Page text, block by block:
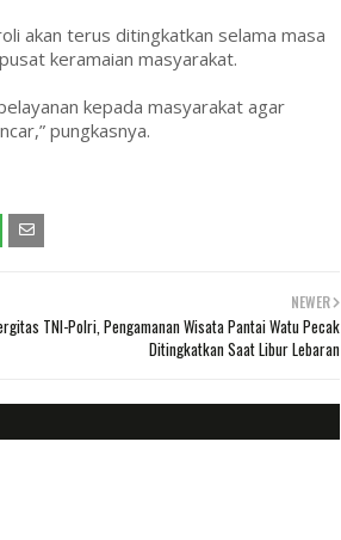
akan terus ditingkatkan selama masa
keramaian masyarakat.
kepada masyarakat agar
pungkasnya.
NEWER
TNI-Polri, Pengamanan Wisata Pantai Watu Pecak
Ditingkatkan Saat Libur Lebaran